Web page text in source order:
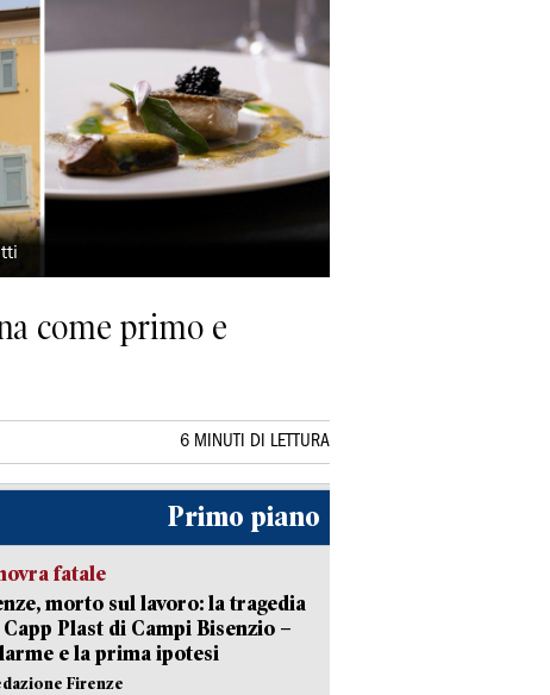
come primo e
6 MINUTI DI LETTURA
Primo piano
fatale
morto sul lavoro: la tragedia
Plast di Campi Bisenzio –
e la prima ipotesi
Firenze